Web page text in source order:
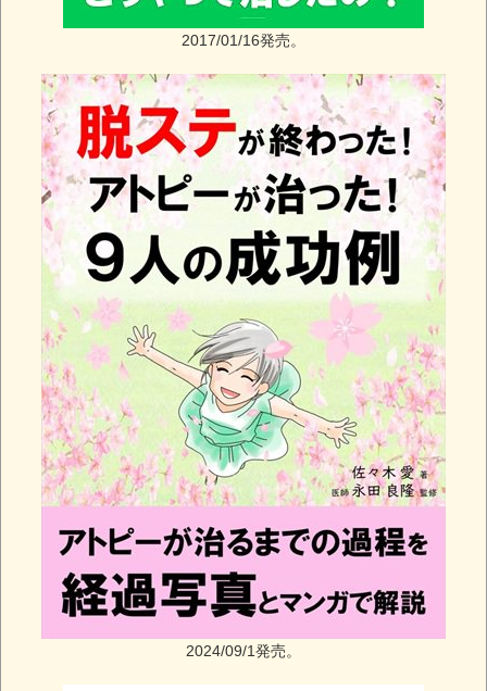
2017/01/16発売。
2024/09/1発売。